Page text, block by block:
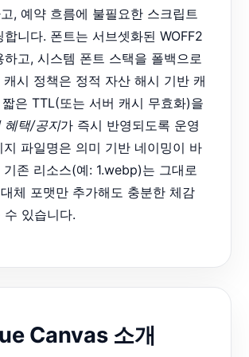
, 예약 흐름에 불필요한 스크립트
합니다. 폰트는 서브셋화된 WOFF2
하고, 시스템 폰트 스택을 폴백으로
캐시 정책은 정적 자산 해시 기반 캐
은 TTL(또는 서버 캐시 무효화)을
혜택/공지가 즉시 반영되도록 운영
지 파일명은 의미 기반 네이밍이 바
기존 리소스(예: 1.webp)는 그대로
체 포맷만 추가해도 충분한 체감
수 있습니다.
Canvas 소개